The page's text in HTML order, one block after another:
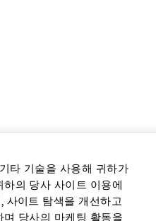
타 기술을 사용해 귀하가
의 당사 사이트 이용에
사이트 탐색을 개선하고
당사의 마케팅 활동을